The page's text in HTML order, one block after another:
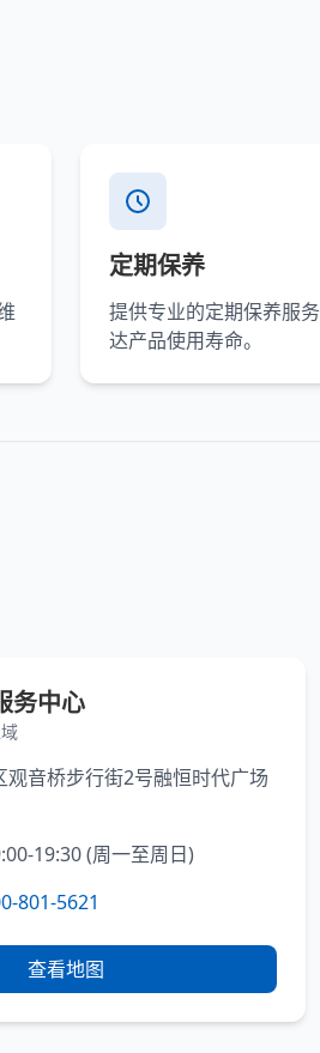
定期保养
提供专业的定期保养服
达产品使用寿命。
务中心
观音桥步行街2号融恒时代广场
19:30 (周一至周日)
801-5621
查看地图